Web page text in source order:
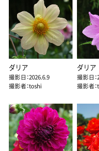
ダリア
撮影日：2026.6.9
撮影者：toshi
ダリア
撮影日
撮影者